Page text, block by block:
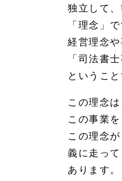
念・
事業
を考
える
独立して
「理念」で
経営理念
「司法書
ということ
この理念
この事業
この理念
義に走っ
あります。